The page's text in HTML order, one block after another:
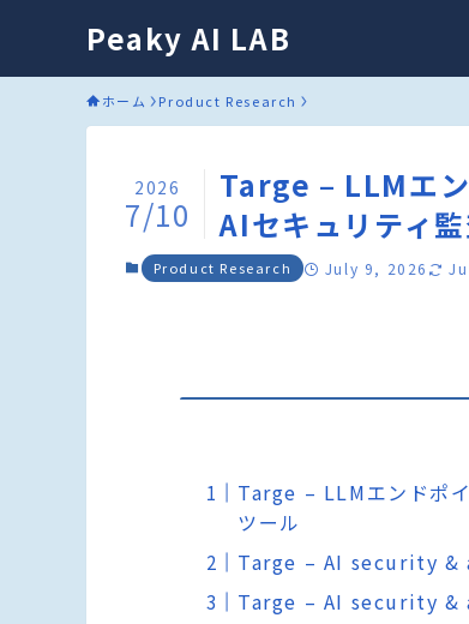
Peaky AI LAB
ホーム Product Research
Targe – LLMエ
AIセキュリティ
2026
7/10
Product Research July 9, 2026
Targe – LLMエンドポ
ツール
Targe – AI security &
Targe – AI security &